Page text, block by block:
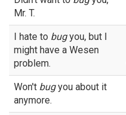
Mr. T.
I hate to bugyou, but I
might have a Wesen
problem.
Won't bugyou about it
anymore.